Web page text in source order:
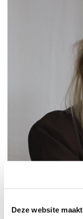
Deze website